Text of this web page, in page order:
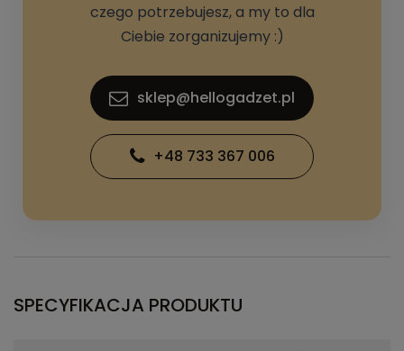
czego potrzebujesz, a my to dla
Ciebie zorganizujemy :)
sklep@hellogadzet.pl
+48 733 367 006
SPECYFIKACJA PRODUKTU